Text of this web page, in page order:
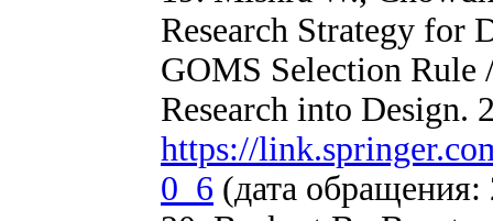
Research Strategy for
GOMS Selection Rule
Research into Design.
https://
0_6 (дата обращения: